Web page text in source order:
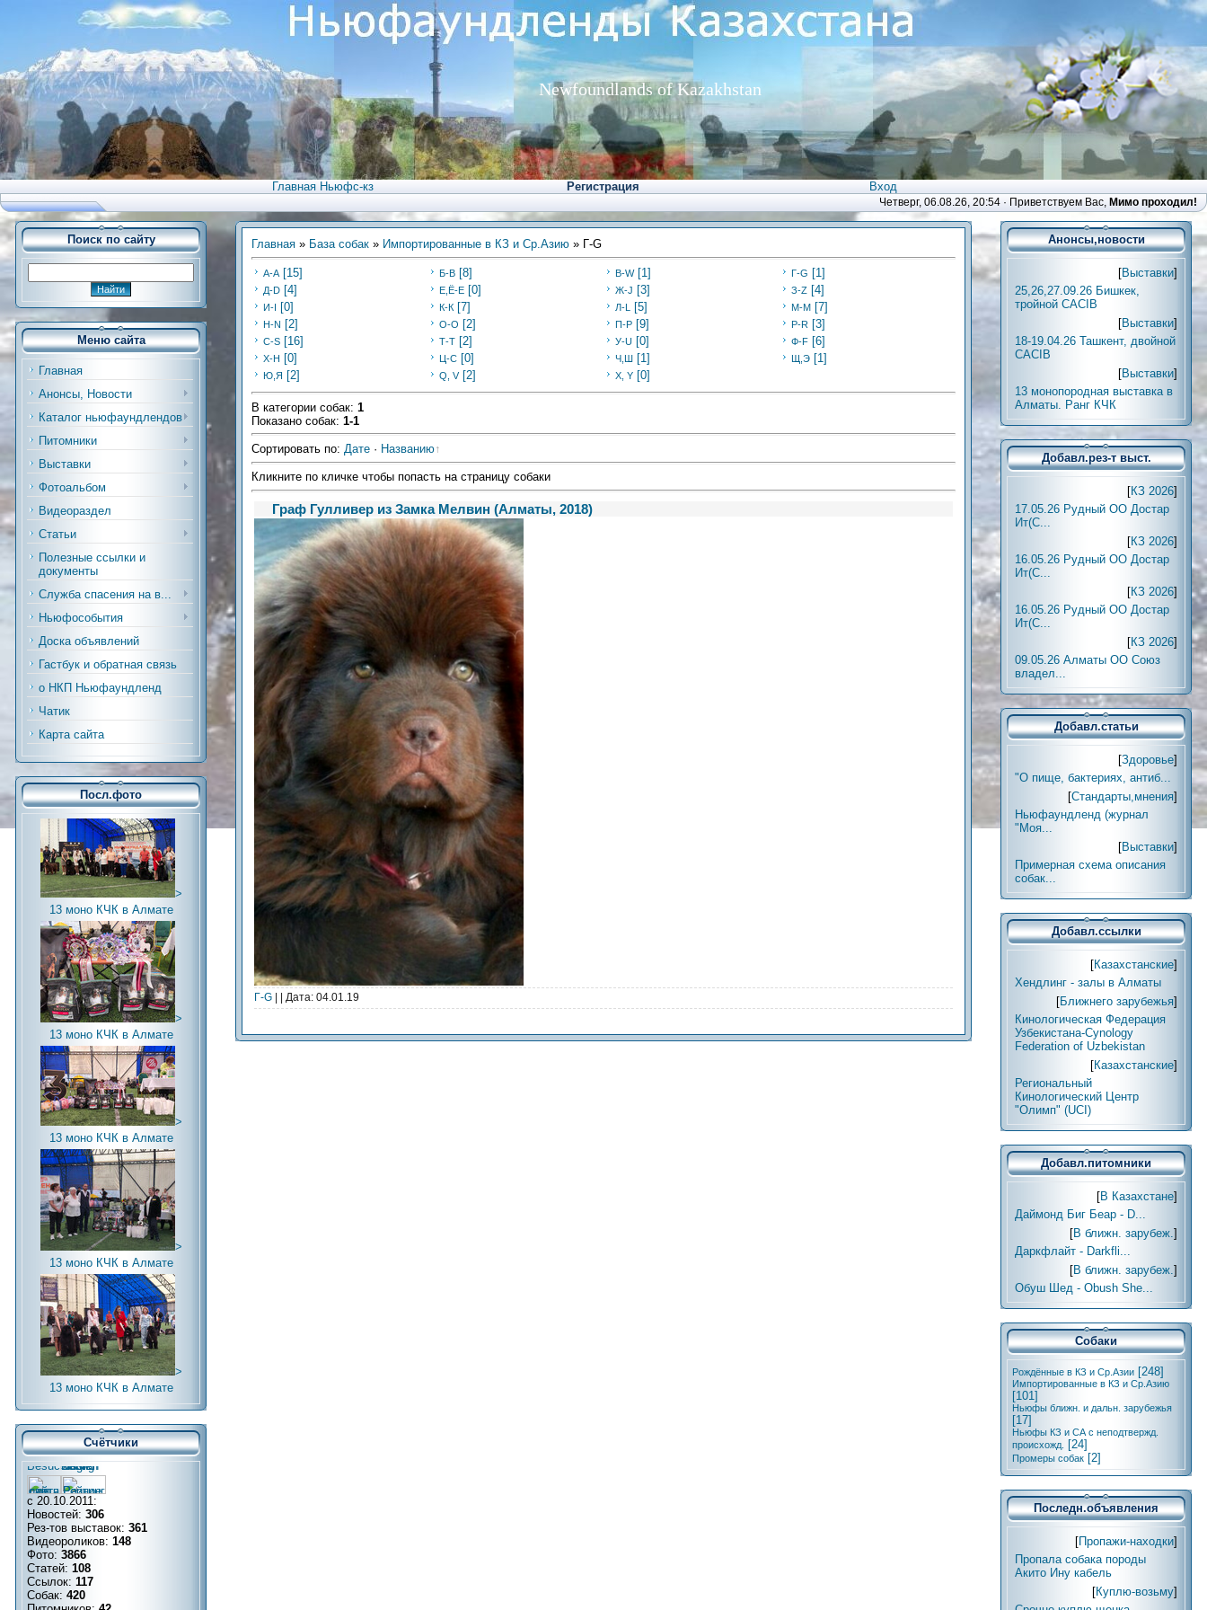
Newfoundlands of Kazakhstan
Главная Ньюфс-кз Регистрация Вход
Четверг, 06.08.26, 20:54 · Приветствуем Вас, Мимо проходил!
Поиск по сайту
Меню сайта
Главная
Анонсы, Новости
Каталог ньюфаундлендов
Питомники
Выставки
Фотоальбом
Видеораздел
Статьи
Полезные ссылки и
документы
Служба спасения на в...
Ньюфособытия
Доска объявлений
Гастбук и обратная связь
о НКП Ньюфаундленд
Чатик
Карта сайта
Посл.фото
>
13 моно КЧК в Алмате
>
13 моно КЧК в Алмате
>
13 моно КЧК в Алмате
>
13 моно КЧК в Алмате
>
13 моно КЧК в Алмате
Счётчики
с 20.10.2011:
Новостей: 306
Рез-тов выставок: 361
Видеороликов: 148
Фото: 3866
Статей: 108
Ссылок: 117
Собак: 420
Главная » База собак » Импортированные в КЗ и Ср.Азию » Г-G
А-А [15] Б-В [8] В-W [1] Г-G [1]
Д-D [4] Е,Ё-Е [0] Ж-J [3] З-Z [4]
И-I [0] К-К [7] Л-L [5] М-М [7]
Н-N [2] О-О [2] П-P [9] Р-R [3]
С-S [16] Т-Т [2] У-U [0] Ф-F [6]
Х-H [0] Ц-C [0] Ч,Ш [1] Щ,Э [1]
Ю,Я [2] Q, V [2] X, Y [0]
В категории собак: 1
Показано собак: 1-1
Сортировать по: Дате · Названию
Кликните по кличке чтобы попасть на страницу собаки
Граф Гулливер из Замка Мелвин (Алматы, 2018)
Г-G | | Дата: 04.01.19
Анонсы,новости
[Выставки]
25,26,27.09.26 Бишкек,
тройной CACIB
[Выставки]
18-19.04.26 Ташкент, двойной
CACIB
[Выставки]
13 монопородная выставка в
Алматы. Ранг КЧК
Добавл.рез-т выст.
[КЗ 2026]
17.05.26 Рудный ОО Достар
Ит(С...
[КЗ 2026]
16.05.26 Рудный ОО Достар
Ит(С...
[КЗ 2026]
16.05.26 Рудный ОО Достар
Ит(С...
[КЗ 2026]
09.05.26 Алматы ОО Союз
владел...
Добавл.статьи
[Здоровье]
"О пище, бактериях, антиб...
[Стандарты,мнения]
Ньюфаундленд (журнал
"Моя...
[Выставки]
Примерная схема описания
собак...
Добавл.ссылки
[Казахстанские]
Хендлинг - залы в Алматы
[Ближнего зарубежья]
Кинологическая Федерация
Узбекистана-Cynology
Federation of Uzbekistan
[Казахстанские]
Региональный
Кинологический Центр
"Олимп" (UCI)
Добавл.питомники
[В Казахстане]
Даймонд Биг Беар - D...
[В ближн. зарубеж.]
Даркфлайт - Darkfli...
[В ближн. зарубеж.]
Обуш Шед - Obush She...
Собаки
Рождённые в КЗ и Ср.Азии [248]
Импортированные в КЗ и Ср.Азию
[101]
Ньюфы ближн. и дальн. зарубежья
[17]
Ньюфы КЗ и СА с неподтвержд.
происхожд.
[24]
Промеры собак [2]
Последн.объявления
[Пропажи-находки]
Пропала собака породы
Акито Ину кабель
[Куплю-возьму]